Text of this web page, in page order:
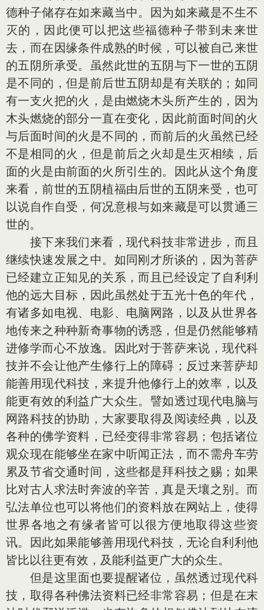
德种子储存在如来藏当中。因为如来藏是不生不
灭的，因此便可以把这些福德种子带到未来世
去，而在因缘条件成熟的时候，可以被自己来世
的五阴所承受。虽然此世的五阴与下一世的五阴
是不同的，但是前后世五阴却是有关联的；如同
有一支火把的火，是由燃烧木头所产生的，因为
木头燃烧的部分一直在变化，因此前面时间的火
与后面时间的火是不同的，而前后的火虽然已经
不是相同的火，但是前后之火却是生灭相续，后
面的火是由前面的火所引生的。因此从这个角度
来看，前世的五阴植福由后世的五阴来受，也可
以说自作自受，何况意根与如来藏是可以贯通三
世的。
接下来我们来看，现代科技非常进步，而且
继续快速发展之中。如同刚才所谈的，因为菩萨
已经建立正知见的关系，而且已经设定了自利利
他的远大目标，因此虽然处于五光十色的年代，
有诸多如电视、电影、电脑网路，以及从世界各
地传来之种种新奇事物的诱惑，但是仍然能够精
进修学而心不放逸。因此对于菩萨来说，现代科
技并不会让他产生修行上的障碍；反过来菩萨却
能善用现代科技，来提升他修行上的效率，以及
能更有效的利益广大众生。譬如透过现代电脑与
网路科技的协助，大家要取得及阅读经典，以及
各种的佛学资料，已经变得非常容易；包括诸位
观众现在能够坐在家中听闻正法，而不需舟车劳
累及节省交通时间，这些都是拜科技之赐；如果
比对古人求法时奔波的辛苦，真是天壤之别。而
弘法单位也可以将他们的资料放在网站上，使得
世界各地之有缘者皆可以很方便地取得这些资
讯。因此如果能够善用现代科技，无论自利利他
皆比以往更有效，及能利益更广大的众生。
但是这里面也要提醒诸位，虽然透过现代科
技，取得各种佛法资料已经非常容易；但是在末